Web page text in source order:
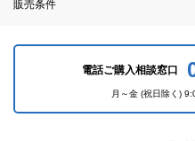
販売条件
電話ご購入相談窓口
月～金 (祝日除く)